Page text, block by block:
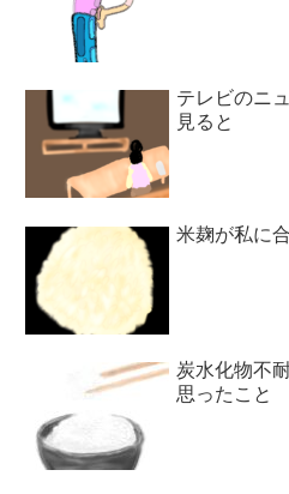
テレビのニ
見ると
米麹が私に
炭水化物不
思ったこと